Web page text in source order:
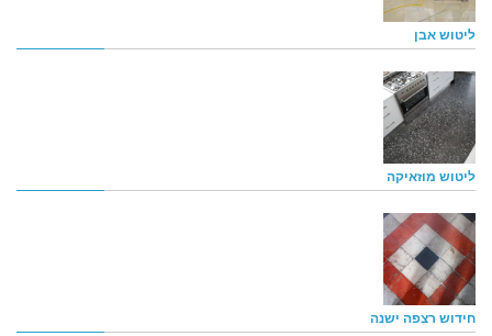
ליטוש אבן
ליטוש מוזאיקה
חידוש רצפה ישנה